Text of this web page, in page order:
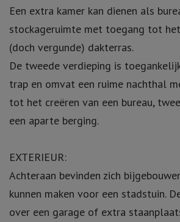
Een extra kamer kan dienen als
stockageruimte met toegang tot
(doch vergunde) dakterras.
De tweede verdieping is
trap en omvat een ruime nachthal
tot het creëren van een bureau,
een aparte berging.
EXTERIEUR:
Achteraan bevinden zich
kunnen maken voor een stadstuin.
over een garage of extra